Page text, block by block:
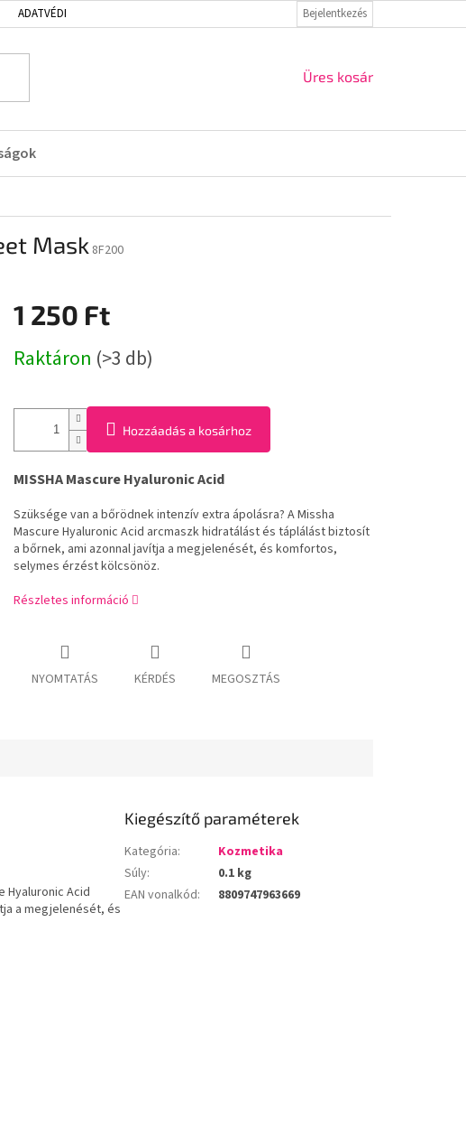
ADATVÉDELMI IRÁNYELVEK VISSZAKÜLDÉS ÉS REKLAMÁCIÓ
Bejelentkezés
KOSÁR
Üres kosár
Mask 8F200
1 250 Ft
Raktáron (>3 db)
Hozzáadás a kosárhoz
MISSHA Mascure Hyaluronic Acid
Szüksége van a bőrödnek intenzív extra ápolásra? A Missha
Mascure Hyaluronic Acid arcmaszk hidratálást és táplálást biztosít
a bőrnek, ami azonnal javítja a megjelenését, és komfortos,
selymes érzést kölcsönöz.
Részletes információ
NYOMTATÁS KÉRDÉS MEGOSZTÁS
Hyaluronic Acid
a megjelenését, és
Kiegészítő paraméterek
Kategória:
Kozmetika
Súly:
0.1 kg
EAN vonalkód: 8809747963669